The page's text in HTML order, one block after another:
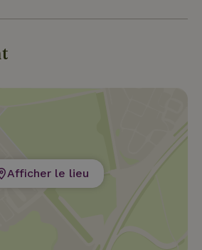
Afficher le lieu